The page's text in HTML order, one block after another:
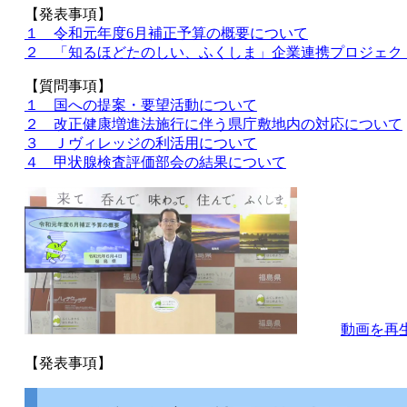
【発表事項】
１ 令和元年度6月補正予算の概要について
２ 「知るほどたのしい、ふくしま」企業連携プロジェク
【質問事項】
１ 国への提案・要望活動について
２ 改正健康増進法施行に伴う県庁敷地内の対応について
３ Ｊヴィレッジの利活用について
４ 甲状腺検査評価部会の結果について
動画を再
【発表事項】